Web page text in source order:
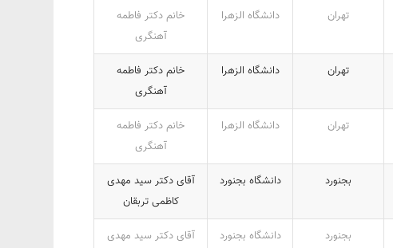
تهران دانشگاه الزهرا
خانم دکتر فاطمه
آهنگری
تهران دانشگاه الزهرا
خانم دکتر فاطمه
آهنگری
تهران دانشگاه الزهرا
خانم دکتر فاطمه
آهنگری
بجنورد دانشگاه بجنورد
آقای دکتر سید مهدی
کاظمی تربقان
بجنورد دانشگاه بجنورد
آقای دکتر سید مهدی